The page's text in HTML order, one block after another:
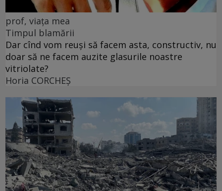
prof, viața mea
Timpul blamării
Dar cînd vom reuși să facem asta, constructiv, nu
doar să ne facem auzite glasurile noastre
vitriolate?
Horia CORCHEŞ